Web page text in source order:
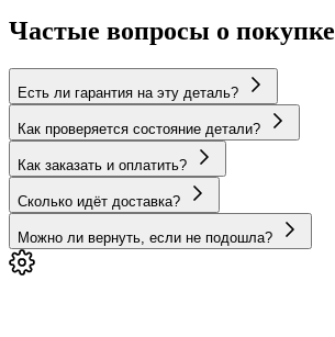
Частые вопросы о покупке
Есть ли гарантия на эту деталь?
Как проверяется состояние детали?
Как заказать и оплатить?
Сколько идёт доставка?
Можно ли вернуть, если не подошла?